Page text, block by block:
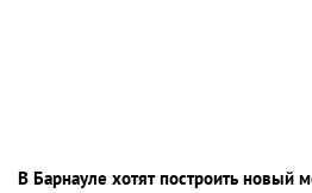
В Барнауле хотят построить новый